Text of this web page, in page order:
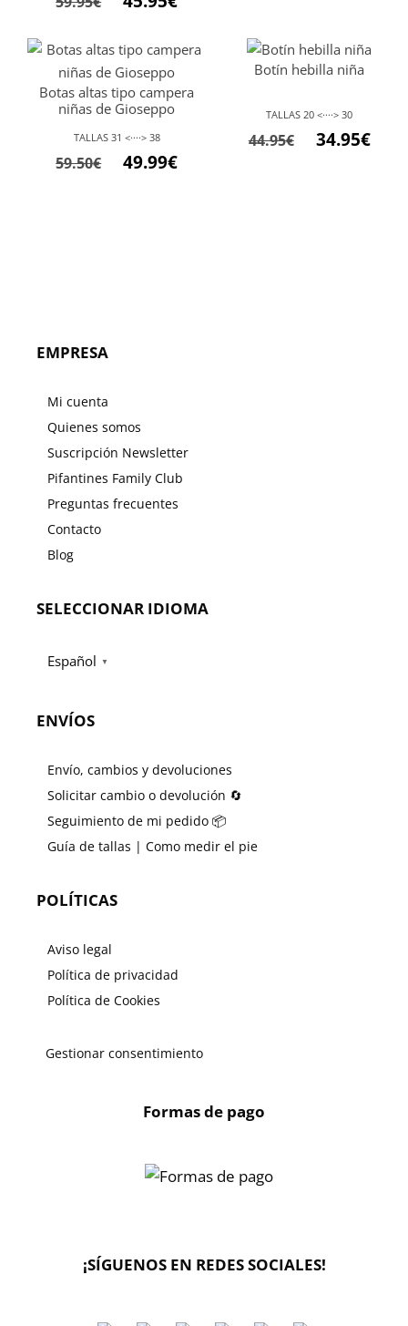
Botas altas tipo campera
niñas de Gioseppo
TALLAS 31 <····> 38
59.50€ 49.99€
Botín hebilla niña
TALLAS 20 <····> 30
44.95€ 34.95€
EMPRESA
Mi cuenta
Quienes somos
Suscripción Newsletter
Pifantines Family Club
Preguntas frecuentes
Contacto
Blog
SELECCIONAR IDIOMA
Español ▼
ENVÍOS
Envío, cambios y devoluciones
Solicitar cambio o devolución 🔄
Seguimiento de mi pedido 📦
Guía de tallas | Como medir el pie
POLÍTICAS
Aviso legal
Política de privacidad
Política de Cookies
Gestionar consentimiento
Formas de pago
¡SÍGUENOS EN REDES SOCIALES!
📞 Contactar Whatsapp
📧 Enviar mensaje